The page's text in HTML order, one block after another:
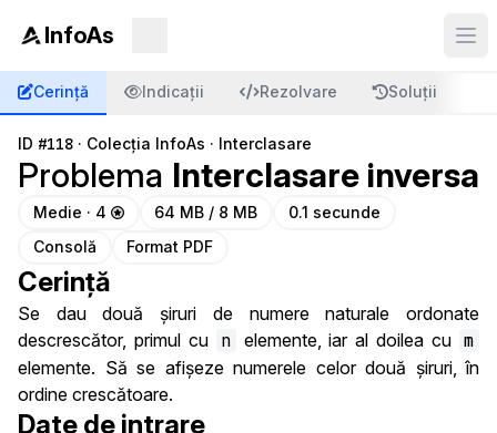
InfoAs
Cerință Indicații Rezolvare Soluții
ID #118 · Colecția InfoAs · Interclasare
Problema Interclasare inversa
Medie · 4 64 MB / 8 MB
0.1 secunde
Consolă
Format PDF
Cerință
Se dau două șiruri de numere naturale ordonate
descrescător, primul cu n elemente, iar al doilea cu m
elemente. Să se afișeze numerele celor două șiruri, în
ordine crescătoare.
Date de intrare